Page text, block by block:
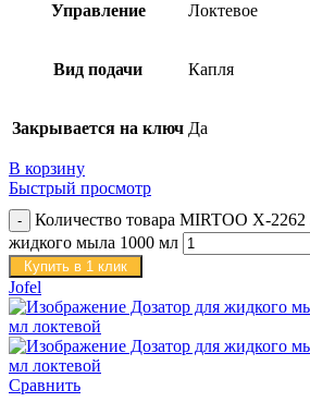
Управление Локтевое
Вид подачи Капля
Закрывается на ключ Да
В корзину
Быстрый просмотр
Количество товара MIRTOO X-2262
жидкого мыла 1000 мл
Купить в 1 клик
Jofel
Сравнить